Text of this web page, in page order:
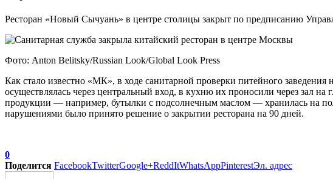
Ресторан «Новый Сычуань» в центре столицы закрыт по предписанию
Фото: Anton Belitsky/Russian Look/Global Look Press
Как стало известно «МК», в ходе санитарной проверки питейного
осуществлялась через центральный вход, в кухню их проносили через зал
продукции — например, бутылки с подсолнечным маслом — хранилась на
нарушениями было принято решение о закрытии ресторана на 90 дней.
0
Поделится FacebookTwitterGoogle+ReddItWhatsAppPinterestЭл. адрес